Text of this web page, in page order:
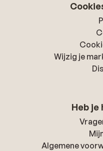
Wijzig je
Heb je
Algemene